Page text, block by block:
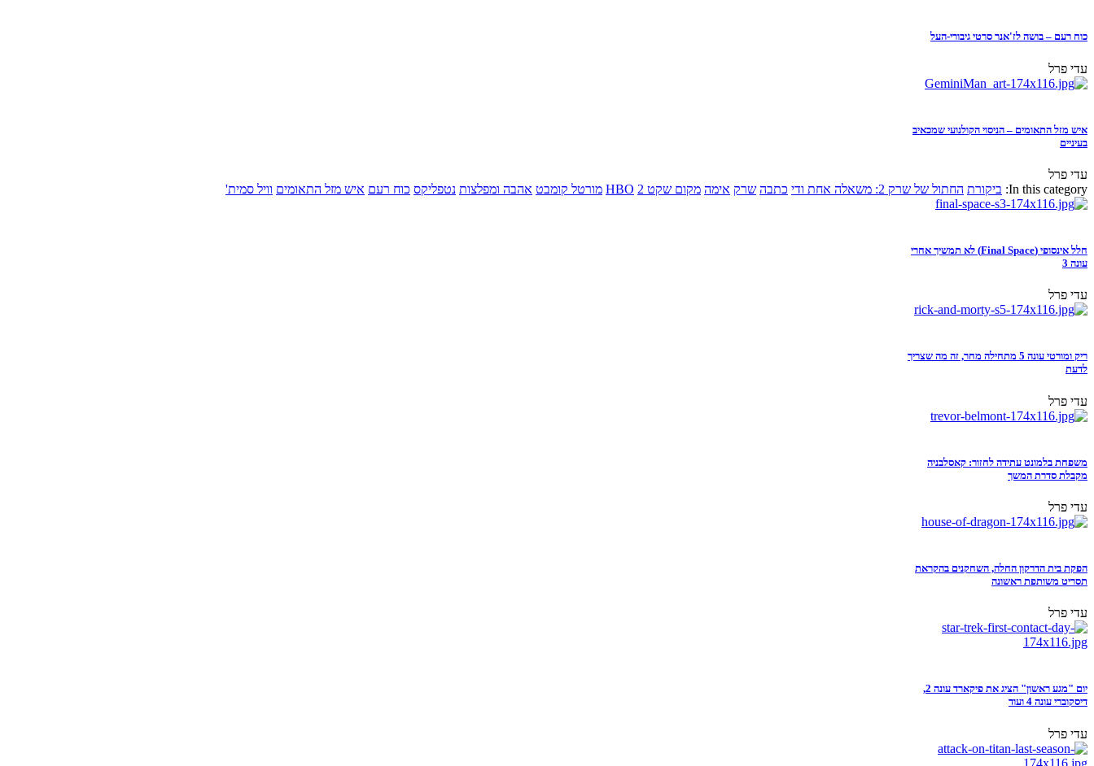
כוח רעם – בושה לז'אנר סרטי גיבורי-העל
עדי פרל
איש מזל התאומים – הניסוי הקולנועי שמכאיב
בעיניים
עדי פרל
In this category: ביקורת החתול של שרק 2: משאלה אחת ודי כתבה שרק אימה מקום שקט 2 HBO מורטל קומבט אהבה ומפלצות נטפליקס כוח רעם איש מזל התאומים וויל סמית'
חלל אינסופי (Final Space) לא תמשיך אחרי
עונה 3
עדי פרל
ריק ומורטי עונה 5 מתחילה מחר, זה מה שצריך
לדעת
עדי פרל
משפחת בלמונט עתידה לחזור: קאסלבניה
מקבלת סדרת המשך
עדי פרל
הפקת בית הדרקון החלה, השחקנים בהקראת
תסריט משותפת ראשונה
עדי פרל
יום "מגע ראשון" הציג את פיקארד עונה 2,
דיסקוברי עונה 4 ועוד
עדי פרל